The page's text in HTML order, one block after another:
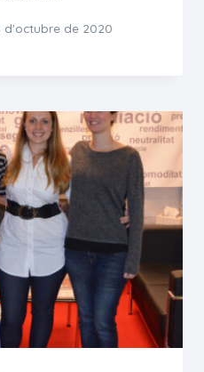
d'octubre de 2020